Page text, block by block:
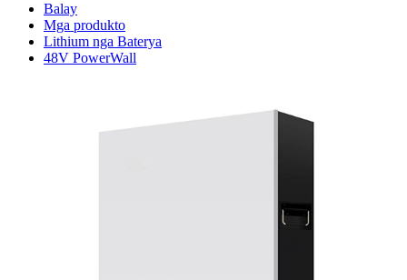
Balay
Mga produkto
Lithium nga Baterya
48V PowerWall